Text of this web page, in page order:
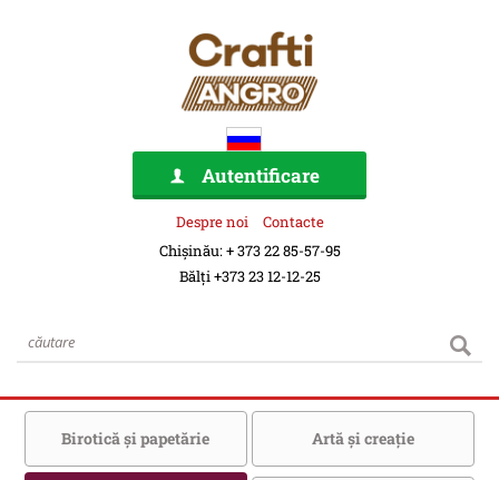
Autentificare
Despre noi
Contacte
Chișinău: + 373 22 85-57-95
Bălți +373 23 12-12-25
Birotică şi papetărie Artă şi creaţie